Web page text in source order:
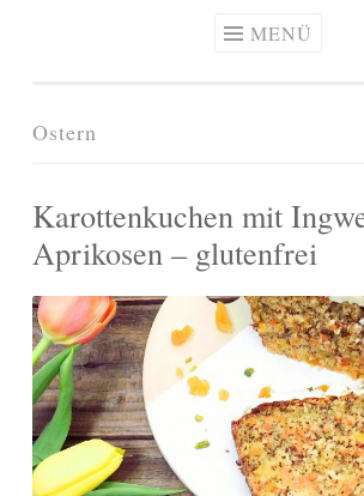
MENÜ
Ostern
Karottenkuchen mit
Aprikosen – glutenfrei